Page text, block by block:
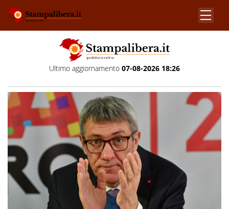
Ultimo aggiornamento 07-08-2026 18:26